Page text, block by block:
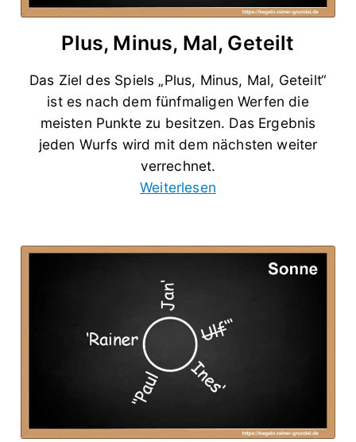
Plus, Minus, Mal, Geteilt
Das Ziel des Spiels „Plus, Minus, Mal, Geteilt“
ist es nach dem fünfmaligen Werfen die
meisten Punkte zu besitzen. Das Ergebnis
jeden Wurfs wird mit dem nächsten weiter
verrechnet.
Weiterlesen